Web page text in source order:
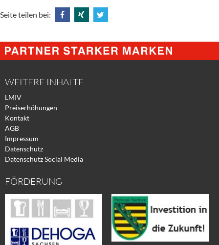
Seite teilen bei:
@
Facebook
@
Xing
@
Twitter
WEITERE INHALTE
LMIV
Preiserhöhungen
Kontakt
AGB
Impressum
Datenschutz
Datenschutz Social Media
FÖRDERUNG